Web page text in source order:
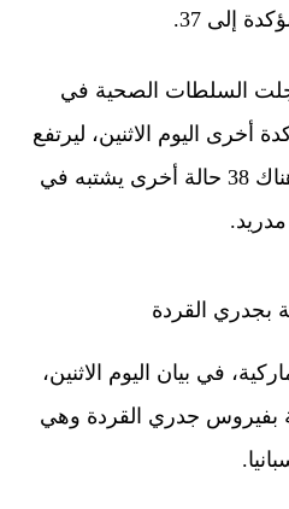
إلى 37.
السلطات الصحية في
مؤكدة أخرى اليوم الاثنين، ليرتفع
الإجمالي إلى 34 إصابة. وهناك 38 حالة أخرى يشتبه في
بجدري القردة
في بيان اليوم الاثنين،
بفيروس جدري القردة وهي